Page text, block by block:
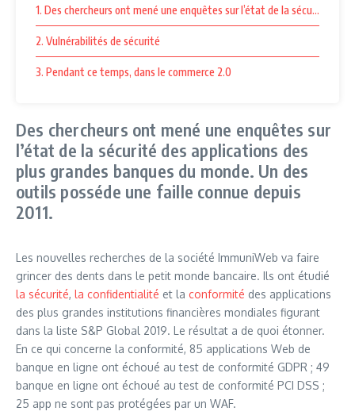
1. Des chercheurs ont mené une enquêtes sur l’état de la sécurité
2. Vulnérabilités de sécurité
3. Pendant ce temps, dans le commerce 2.0
Des chercheurs ont mené une enquêtes sur
l’état de la sécurité des applications des
plus grandes banques du monde. Un des
outils posséde une faille connue depuis
2011.
Les nouvelles recherches de la société ImmuniWeb va faire
grincer des dents dans le petit monde bancaire. Ils ont étudié
la sécurité, la confidentialité et la conformité des applications
des plus grandes institutions financières mondiales figurant
dans la liste S&P Global 2019. Le résultat a de quoi étonner.
En ce qui concerne la conformité, 85 applications Web de
banque en ligne ont échoué au test de conformité GDPR ; 49
banque en ligne ont échoué au test de conformité PCI DSS ;
25 app ne sont pas protégées par un WAF.